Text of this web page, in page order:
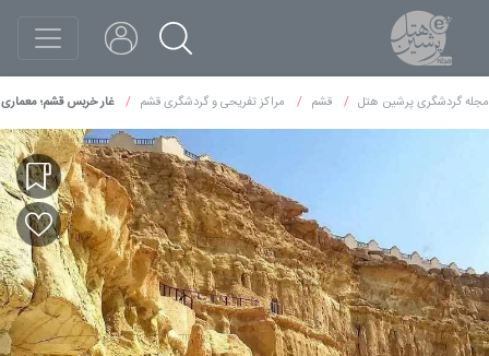
مجله گردشگری پرشین هتل قشم مراکز تفریحی و گردشگری قشم غار خربس قشم؛ معماری